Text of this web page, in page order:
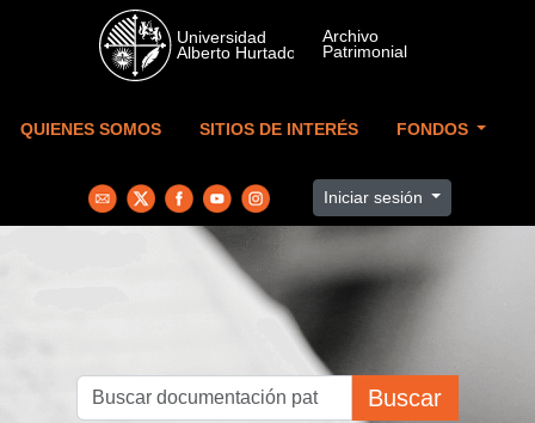
Skip to main content
QUIENES SOMOS SITIOS DE INTERÉS FONDOS
Iniciar sesión
Buscar